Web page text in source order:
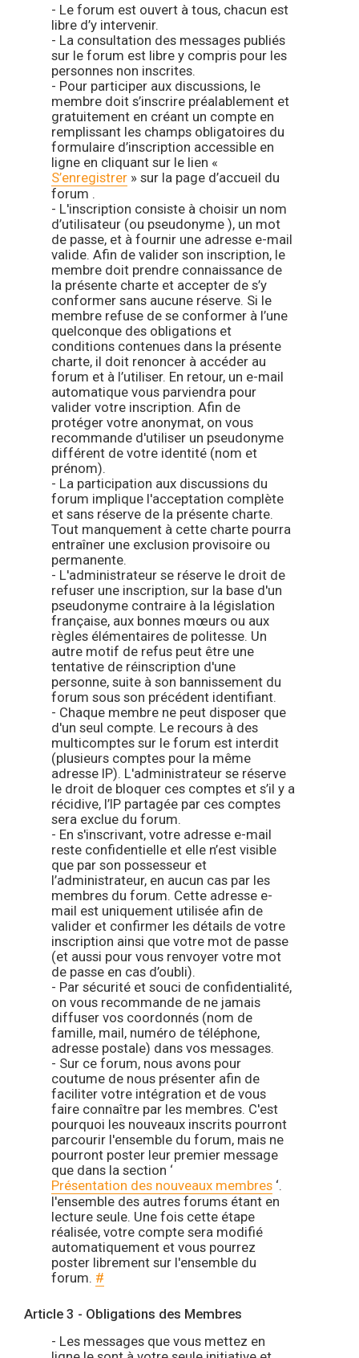
- Le forum est ouvert à tous, chacun est
libre d’y intervenir.
- La consultation des messages publiés
sur le forum est libre y compris pour les
personnes non inscrites.
- Pour participer aux discussions, le
membre doit s’inscrire préalablement et
gratuitement en créant un compte en
remplissant les champs obligatoires du
formulaire d’inscription accessible en
ligne en cliquant sur le lien «
S’enregistrer» sur la page d’accueil du
forum .
- L'inscription consiste à choisir un nom
d’utilisateur (ou pseudonyme ), un mot
de passe, et à fournir une adresse e-mail
valide. Afin de valider son inscription, le
membre doit prendre connaissance de
la présente charte et accepter de s’y
conformer sans aucune réserve. Si le
membre refuse de se conformer à l’une
quelconque des obligations et
conditions contenues dans la présente
charte, il doit renoncer à accéder au
forum et à l’utiliser. En retour, un e-mail
automatique vous parviendra pour
valider votre inscription. Afin de
protéger votre anonymat, on vous
recommande d'utiliser un pseudonyme
différent de votre identité (nom et
prénom).
- La participation aux discussions du
forum implique l'acceptation complète
et sans réserve de la présente charte.
Tout manquement à cette charte pourra
entraîner une exclusion provisoire ou
permanente.
- L'administrateur se réserve le droit de
refuser une inscription, sur la base d'un
pseudonyme contraire à la législation
française, aux bonnes mœurs ou aux
règles élémentaires de politesse. Un
autre motif de refus peut être une
tentative de réinscription d'une
personne, suite à son bannissement du
forum sous son précédent identifiant.
- Chaque membre ne peut disposer que
d'un seul compte. Le recours à des
multicomptes sur le forum est interdit
(plusieurs comptes pour la même
adresse IP). L'administrateur se réserve
le droit de bloquer ces comptes et s’il y a
récidive, l’IP partagée par ces comptes
sera exclue du forum.
- En s'inscrivant, votre adresse e-mail
reste confidentielle et elle n’est visible
que par son possesseur et
l’administrateur, en aucun cas par les
membres du forum. Cette adresse e-
mail est uniquement utilisée afin de
valider et confirmer les détails de votre
inscription ainsi que votre mot de passe
(et aussi pour vous renvoyer votre mot
de passe en cas d’oubli).
- Par sécurité et souci de confidentialité,
on vous recommande de ne jamais
diffuser vos coordonnés (nom de
famille, mail, numéro de téléphone,
adresse postale) dans vos messages.
- Sur ce forum, nous avons pour
coutume de nous présenter afin de
faciliter votre intégration et de vous
faire connaître par les membres. C'est
pourquoi les nouveaux inscrits pourront
parcourir l'ensemble du forum, mais ne
pourront poster leur premier message
que dans la section ‘
Présentation des nouveaux membres‘.
l'ensemble des autres forums étant en
lecture seule. Une fois cette étape
réalisée, votre compte sera modifié
automatiquement et vous pourrez
poster librement sur l'ensemble du
forum. #
Article 3 - Obligations des Membres
- Les messages que vous mettez en